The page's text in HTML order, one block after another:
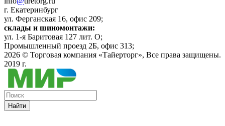
г. Екатеринбург
ул. Ферганская 16, офис 209;
склады и шиномонтажи:
ул. 1-я Баритовая 127 лит. О;
Промышленный проезд 2Б, офис 313;
2026 © Торговая компания «Тайерторг», Все права защищены.
2019 г.
Найти